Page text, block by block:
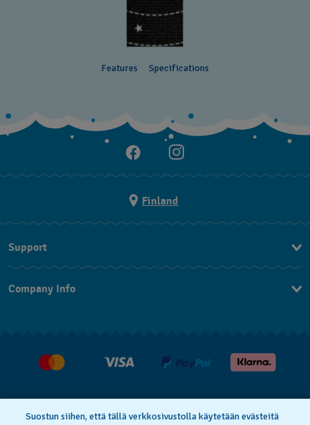
Features Specifications
Finland
Support
UKK
Myyntiehdot
Withdraw from contract
Company Info
Suostun siihen, että tällä verkkosivustolla käytetään evästeitä